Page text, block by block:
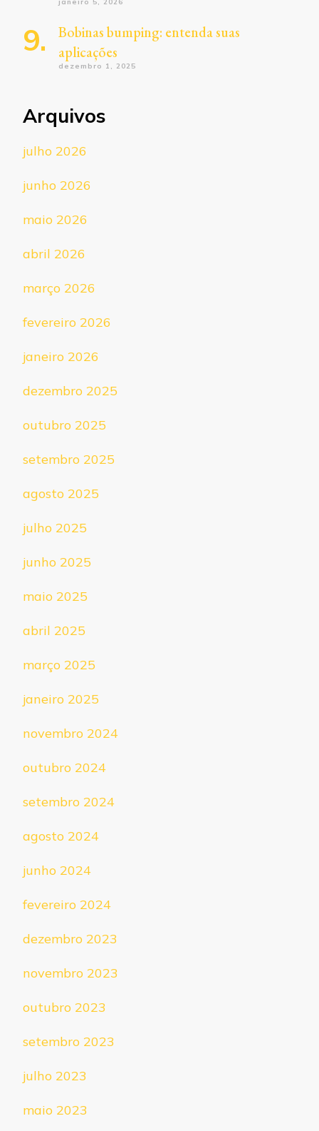
Bobinas bumping: entenda suas
aplicações
dezembro 1, 2025
Arquivos
julho 2026
junho 2026
maio 2026
abril 2026
março 2026
fevereiro 2026
janeiro 2026
dezembro 2025
outubro 2025
setembro 2025
agosto 2025
julho 2025
junho 2025
maio 2025
abril 2025
março 2025
janeiro 2025
novembro 2024
outubro 2024
setembro 2024
agosto 2024
junho 2024
fevereiro 2024
dezembro 2023
novembro 2023
outubro 2023
setembro 2023
julho 2023
maio 2023